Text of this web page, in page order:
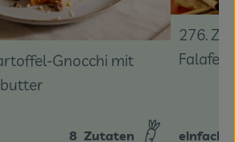
Gnocchi mit
8 Zutaten
276.
einfach